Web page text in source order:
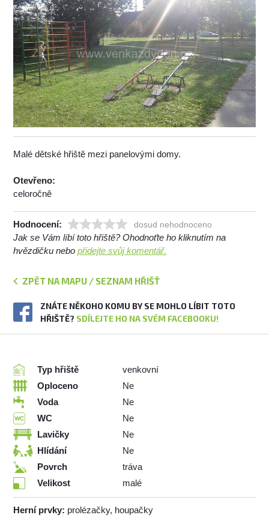
Malé dětské hřiště mezi panelovými domy.
Otevřeno:
celoročně
Hodnocení: dosud nehodnoceno
Jak se Vám líbí toto hřiště? Ohodnoťte ho kliknutím na
hvězdičku nebopřidejte svůj komentář.
ZPĚT NA MAPU / SEZNAM HŘIŠŤ
ZNÁTE NĚKOHO KOMU BY SE MOHLO LÍBIT TOTO
HŘIŠTĚ? SDÍLEJTE HO NA SVÉM FACEBOOKU!
Typ hřiště
venkovní
Oploceno
Ne
Voda
Ne
WC
Ne
Lavičky
Ne
Hlídání
Ne
Povrch
tráva
Velikost
malé
Herní prvky: prolézačky, houpačky